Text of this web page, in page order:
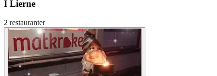
I Lierne
2 restauranter